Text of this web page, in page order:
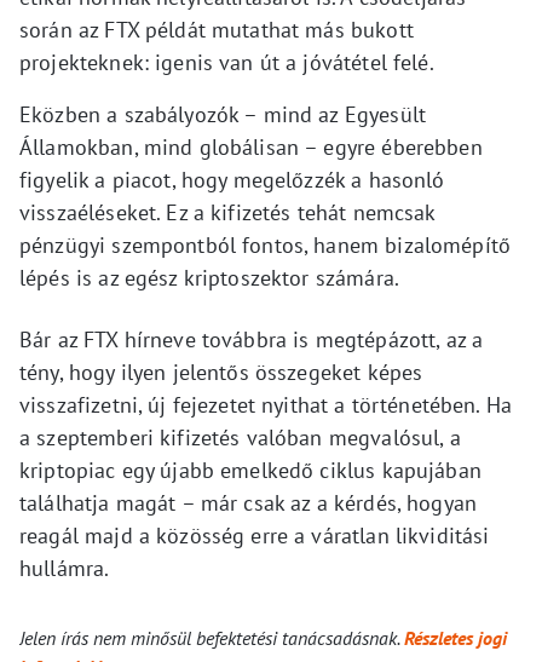
során az FTX példát mutathat más bukott
projekteknek: igenis van út a jóvátétel felé.
Eközben a szabályozók – mind az Egyesült
Államokban, mind globálisan – egyre éberebben
figyelik a piacot, hogy megelőzzék a hasonló
visszaéléseket. Ez a kifizetés tehát nemcsak
pénzügyi szempontból fontos, hanem bizalomépítő
lépés is az egész kriptoszektor számára.
Bár az FTX hírneve továbbra is megtépázott, az a
tény, hogy ilyen jelentős összegeket képes
visszafizetni, új fejezetet nyithat a történetében. Ha
a szeptemberi kifizetés valóban megvalósul, a
kriptopiac egy újabb emelkedő ciklus kapujában
találhatja magát – már csak az a kérdés, hogyan
reagál majd a közösség erre a váratlan likviditási
hullámra.
Jelen írás nem minősül befektetési tanácsadásnak.Részletes jogi